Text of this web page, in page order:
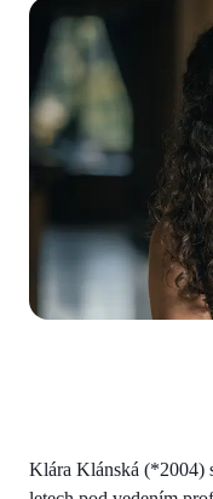
Klára Klánská (*2004)